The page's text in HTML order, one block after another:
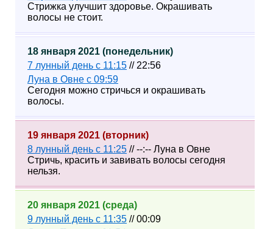
Стрижка улучшит здоровье. Окрашивать
волосы не стоит.
18 января 2021 (понедельник)
7 лунный день с 11:15 // 22:56
Луна в Овне с 09:59
Сегодня можно стричься и окрашивать
волосы.
19 января 2021 (вторник)
8 лунный день с 11:25 // --:-- Луна в Овне
Стричь, красить и завивать волосы сегодня
нельзя.
20 января 2021 (среда)
9 лунный день с 11:35 // 00:09